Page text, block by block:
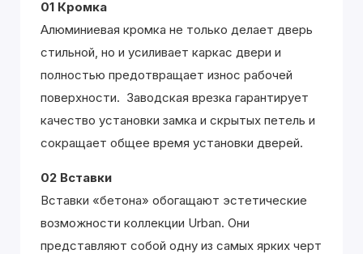
01 Кромка
Алюминиевая кромка не только делает дверь
стильной, но и усиливает каркас двери и
полностью предотвращает износ рабочей
поверхности. Заводская врезка гарантирует
качество установки замка и скрытых петель и
сокращает общее время установки дверей.
02 Вставки
Вставки «бетона» обогащают эстетические
возможности коллекции Urban. Они
представляют собой одну из самых ярких черт